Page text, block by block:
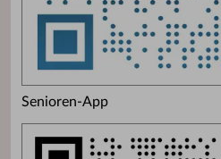
Senioren-App